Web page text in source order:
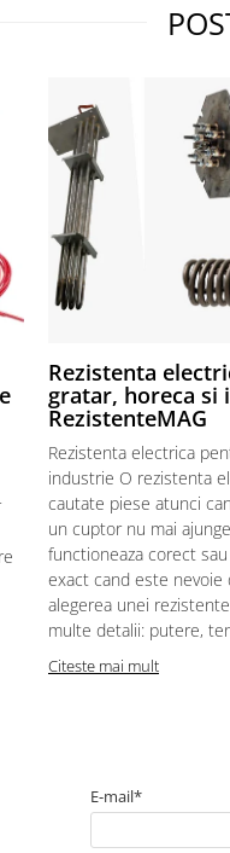
Rezistenta
gratar, horeca si
RezistenteMAG
Rezistenta electrica
industrie O rezistenta
cautate piese atunci
un cuptor nu mai
functioneaza corect
exact cand este nevoie
alegerea unei
multe detalii: putere,
Citeste mai mult
E-mail*